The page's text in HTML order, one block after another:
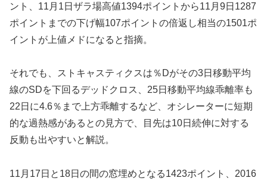
ント、11月1日ザラ場高値1394ポイントから11月9日1287
ポイントまでの下げ幅107ポイントの倍返し相当の1501ポ
イントが上値メドになると指摘。
それでも、ストキャスティクスは％Dがその3日移動平均
線のSDを下回るデッドクロス、25日移動平均線乖離率も
22日に4.6％まで上方乖離するなど、オシレーターに短期
的な過熱感があるとの見方で、目先は10日続伸に対する
反動も出やすいと解説。
11月17日と18日の間の窓埋めとなる1423ポイント、2016